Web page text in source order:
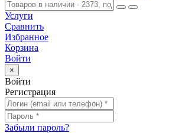
Услуги
Сравнить
Избранное
Корзина
Войти
×
Войти
Регистрация
Забыли пароль?